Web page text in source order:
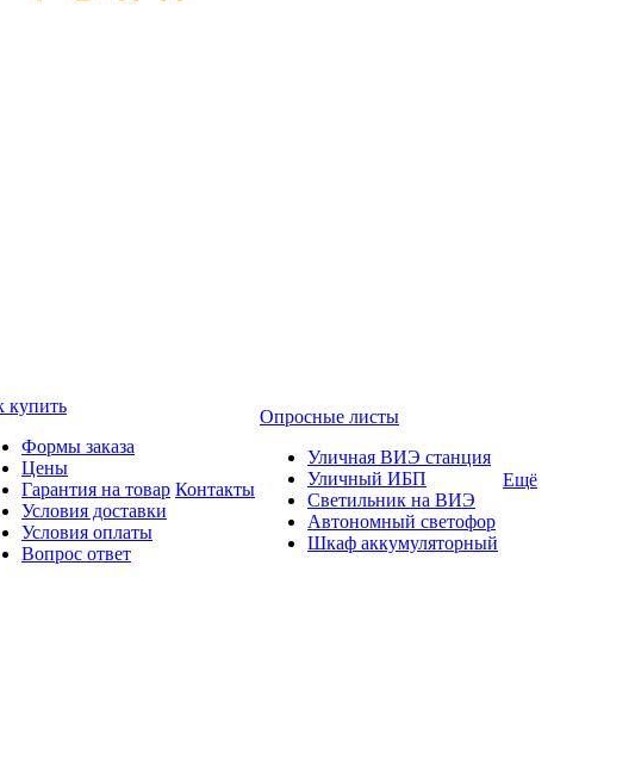
купить
Формы заказа
Цены
Гарантия на товар
Условия доставки
Условия оплаты
Вопрос ответ
Контакты
Опросные листы
Уличная ВИЭ станция
Уличный ИБП
Светильник на ВИЭ
Автономный светофор
Шкаф аккумуляторный
Ещё